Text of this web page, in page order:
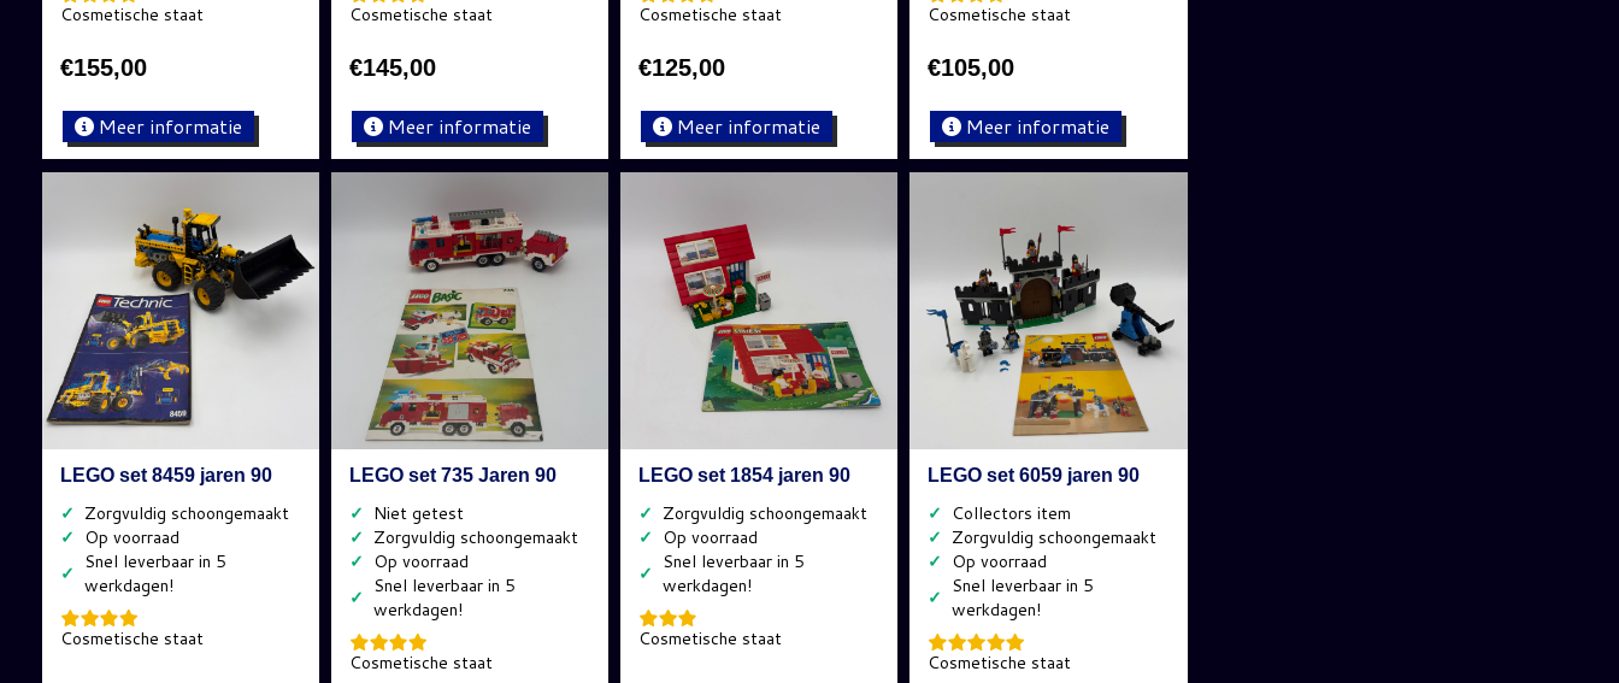
Cosmetische staat
€155,00
Meer informatie
Cosmetische staat
€145,00
Meer informatie
Cosmetische staat
€125,00
Meer informatie
Cosmetische staat
€105,00
Meer informatie
LEGO set 8459 jaren 90
✓
✓
✓
Cosmetische staat
LEGO set 735 Jaren 90
✓
✓
✓
✓
Cosmetische staat
LEGO set 1854 jaren 90
✓
✓
✓
Cosmetische staat
LEGO set 6059 jaren 90
✓
✓
✓
✓
Cosmetische staat